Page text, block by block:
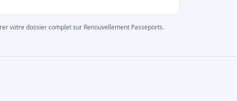
votre dossier complet sur Renouvellement Passeports.